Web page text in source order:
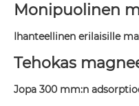
Monipuolinen
Ihanteellinen erilaisille
Tehokas
Jopa 300 mm:n